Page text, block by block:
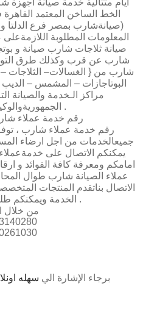
الخط الساخن المعتمد القاهرة
(صيانةشارب بمصر فرع الدلتا
المعلومات المطلوبة
صيانة ثلاجات شارب صيانة و
شارب عن قرب وكذلك طرق
شارب من { الغسالات– الثلاجات
البوتاجازات – المشمس –
مراكز الـخدمة والصيانة
.
رقم خدمة عملاء
رقم خدمة عملاء شارب ،
جميعالخدمات من اجل ارضاء
يمكنكم الاتصال على
امامكم ومعرفة كافة الفوائد و
عملاء الصيانة شارب طوال
الاتصال بناتقدم المنتجات
الخدمة ويمكنكم .
من خلال
برجاء الإشارة الي سهله